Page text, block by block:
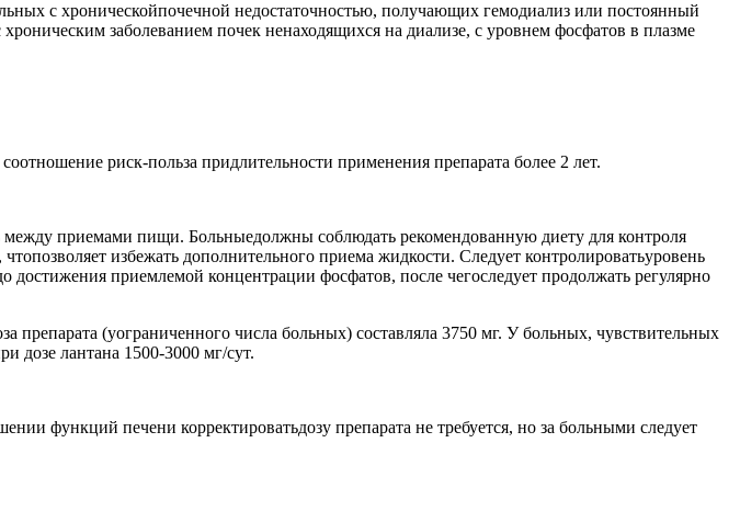
с хроническойпочечной недостаточностью, получающих гемодиализ или постоянный
заболеванием почек ненаходящихся на диализе, с уровнем фосфатов в плазме
риск-польза придлительности применения препарата более 2 лет.
между приемами пищи. Больныедолжны соблюдать рекомендованную диету для контроля
избежать дополнительного приема жидкости. Следует контролироватьуровень
приемлемой концентрации фосфатов, после чегоследует продолжать регулярно
препарата (уограниченного числа больных) составляла 3750 мг. У больных, чувствительных
дозе лантана 1500-3000 мг/сут.
функций печени корректироватьдозу препарата не требуется, но за больными следует